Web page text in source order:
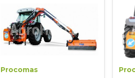
Procomas